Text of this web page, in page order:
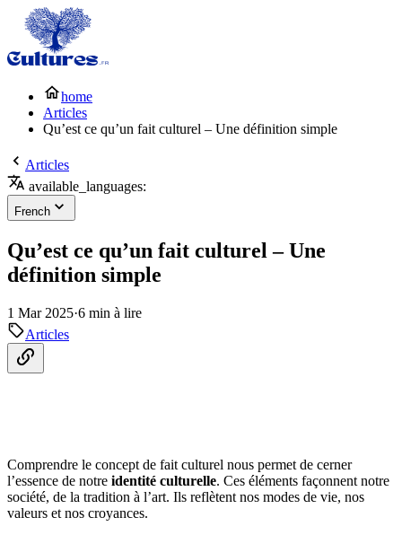
home
Articles
Qu’est ce qu’un fait culturel – Une définition simple
Articles
available_languages:
French
Qu’est ce qu’un fait culturel – Une
définition simple
1 Mar 2025·6 min à lire
Articles
Comprendre le concept de fait culturel nous permet de cerner
l’essence de notre identité culturelle. Ces éléments façonnent notre
société, de la tradition à l’art. Ils reflètent nos modes de vie, nos
valeurs et nos croyances.